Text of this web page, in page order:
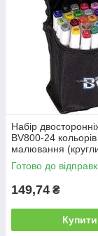
Набір
BV800-24
малювання
скошений.)
сумці
Готово до
149,74 ₴
Купити